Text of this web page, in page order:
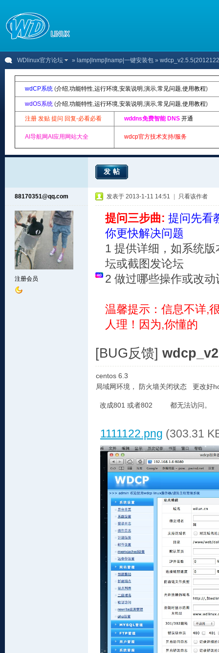
WDlinux官方论坛 » lamp|lnmp|lnamp|一键安装包 »
wdCP系统 (介绍,功能特性,运行环境,安装说明 ,演示,常见问题,使用教程)
wdOS系统 (介绍,功能特性,运行环境,安装说明 ,演示,常见问题,使用教程)
注册 发贴 提问 回复-必看必看 wddns免费智能 DNS 开通
AI导航网AI应用网站大全 wdcp官方技术支持/服务
发帖
88170351@qq.com
注册会员
发表于 2013-1-11 14:51 只看该作者
提问三步曲: 提问先看
你更快解决问题
1 提供详细，如系统
坛或截图发论坛
2 做过哪些操作或改动
温馨提示：信息不详,
人理！因为,你懂的
[BUG反馈]
centos 6.3
局域网环境， 防火墙关闭状态 更改
改成801 或者802 都无法访问。
1111122.png (303.31